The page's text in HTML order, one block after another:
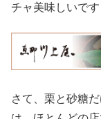
チャ美味しいです
さて、栗と砂糖